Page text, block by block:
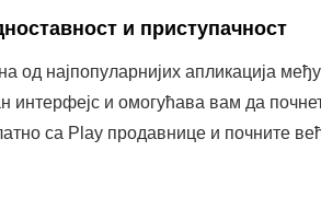
и приступачност
од најпопуларнијих апликација
интерфејс и омогућава вам да
са Play продавнице и почните